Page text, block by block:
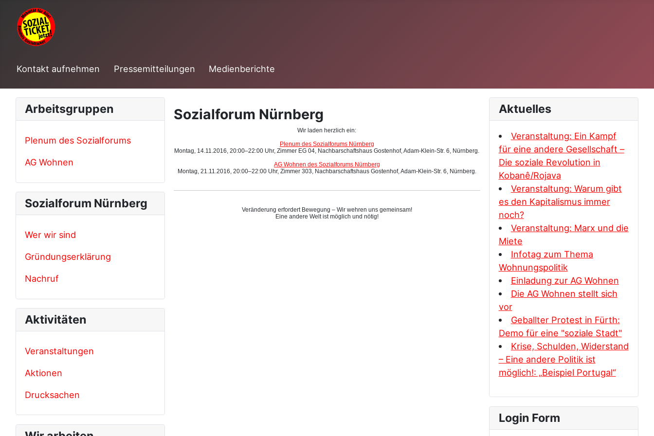
Kontakt aufnehmen Pressemitteilungen Medienberichte
Arbeitsgruppen
Plenum des Sozialforums
AG Wohnen
Sozialforum Nürnberg
Wer wir sind
Gründungserklärung
Nachruf
Aktivitäten
Veranstaltungen
Aktionen
Drucksachen
Sozialforum Nürnberg
Wir laden herzlich ein:
Plenum des Sozialforums Nürnberg
Montag, 14.11.2016, 20:00–22:00 Uhr, Zimmer EG 04, Nachbarschaftshaus Gostenhof, Adam-Klein-Str. 6, Nürnberg.
AG Wohnen des Sozialforums Nürnberg
Montag, 21.11.2016, 20:00–22:00 Uhr, Zimmer 303, Nachbarschaftshaus Gostenhof, Adam-Klein-Str. 6, Nürnberg.
Veränderung erfordert Bewegung – Wir wehren uns gemeinsam!
Eine andere Welt ist möglich und nötig!
Aktuelles
Veranstaltung: Ein Kampf
für eine andere Gesellschaft –
Die soziale Revolution in
Kobanê/Rojava
Veranstaltung: Warum gibt
es den Kapitalismus immer
noch?
Veranstaltung: Marx und die
Miete
Infotag zum Thema
Wohnungspolitik
Einladung zur AG Wohnen
Die AG Wohnen stellt sich
vor
Geballter Protest in Fürth:
Demo für eine "soziale Stadt"
Krise, Schulden, Widerstand
– Eine andere Politik ist
möglich!: „Beispiel Portugal“
Login Form